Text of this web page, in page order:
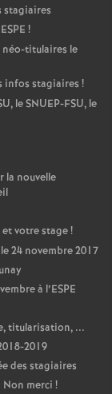
stagiaires
ESPE !
néo-titulaires le
infos stagiaires !
, leSNUEP-FSU, le
la nouvelle
votre stage!
24 novembre 2017
à l’ESPE
titularisation, ...
2019
des stagiaires
Non merci !